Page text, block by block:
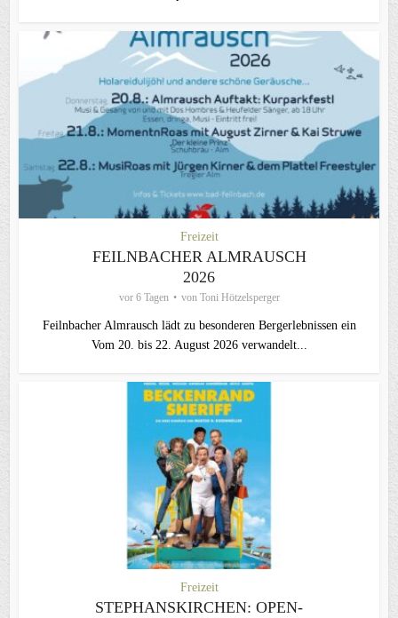
Freizeit
FEILNBACHER ALMRAUSCH
2026
vor 6 Tagen von Toni Hötzelsperger
Feilnbacher Almrausch lädt zu besonderen Bergerlebnissen ein
Vom 20. bis 22. August 2026 verwandelt...
Freizeit
STEPHANSKIRCHEN: OPEN-